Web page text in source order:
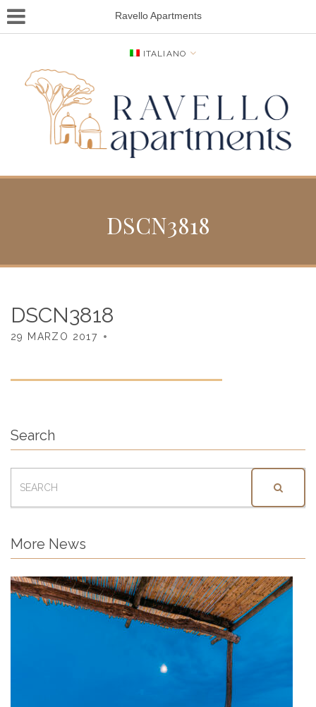
Ravello Apartments
ITALIANO
DSCN3818
DSCN3818
29 MARZO 2017
Search
FOR:
More News